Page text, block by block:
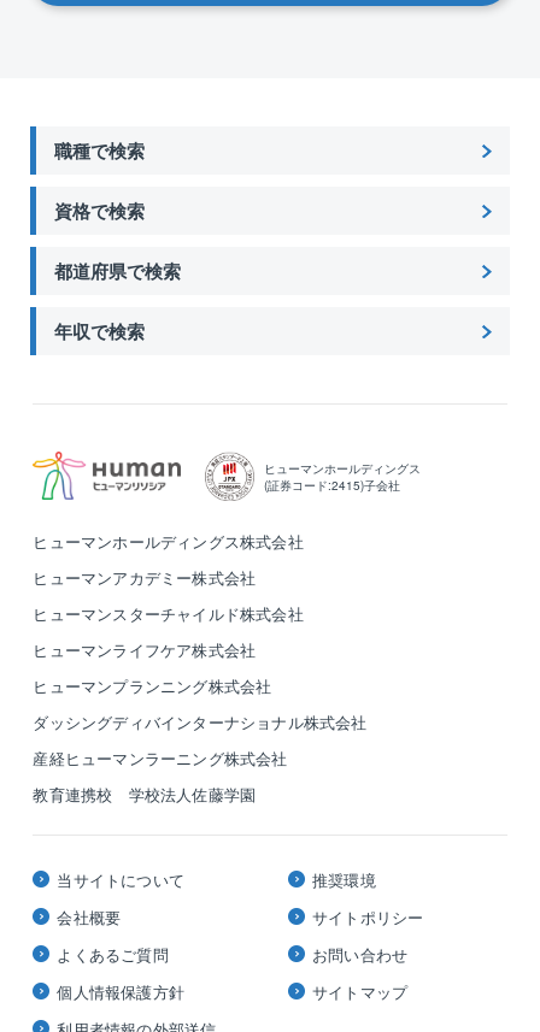
最適な求人情報のご案内・ご説明に関するご連
選考に至った際の、日時設定のご連絡、面接対
取引先企業・提携企業(提携求人サイト運営会
ご入社決定の場合、入社前後にかかわるフォロ
ー対応のためのご連絡
ートの送信（メール・ショートメール）や
計が目的）
【3】緊急事態が発生した際のご連絡
【4】法令に基づく対応(関連法規に基づくご転職後の在籍確認を
【5】当社に希望されたサービス（各種証明書の発行・福利厚
【6】取得した閲覧・登録・応募履歴等の情報を分析し、サービ
スの改善や開発、ご登録者の興味・関心に応じたサービス・求人
調査
【7】弊社もしくは弊社グループ会社の開催する研修・セミナー
◆ 提供について
ご提出いただいた個人情報は、法令に基づく場合や、以下を除
された場合など他媒体を経由して弊社サービスを利用された方
や、 他媒体を並行してご利用されていた方で、転職先が決定・
ご入社された場合、 次のとおり個人情報を第三者に開示する場
サービスの利用規約等にてご確認いただくか、弊社担当者にお問
い合わせください。
職種で検索
資格で検索
都道府県で検索
年収で検索
ヒューマンホールディングス
(証券コード:2415)子会社
ヒューマンホールディングス株式会社
ヒューマンアカデミー株式会社
ヒューマンスターチャイルド株式会社
ヒューマンライフケア株式会社
ヒューマンプランニング株式会社
ダッシングディバインターナショナル株式会社
産経ヒューマンラーニング株式会社
教育連携校 学校法人佐藤学園
当サイトについて
会社概要
よくあるご質問
個人情報保護方針
推奨環境
サイトポリシー
お問い合わせ
サイトマップ